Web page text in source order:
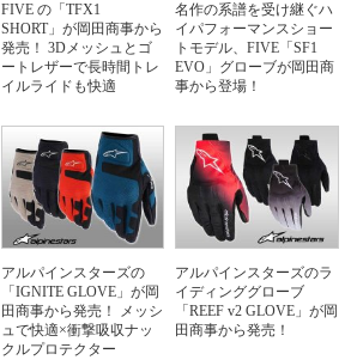
FIVE の「TFX1
SHORT」が岡田商事から
発売！ 3Dメッシュとゴ
ートレザーで長時間トレ
イルライドも快適
名作の系譜を受け継ぐハ
イパフォーマンスショー
トモデル、FIVE「SF1
EVO」グローブが岡田商
事から登場！
アルパインスターズの
「IGNITE GLOVE」が岡
田商事から発売！ メッシ
ュで快適×衝撃吸収ナッ
クルプロテクター
アルパインスターズのラ
イディンググローブ
「REEF v2 GLOVE」が岡
田商事から発売！